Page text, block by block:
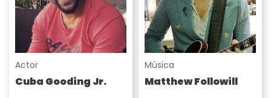
Actor
Cuba Gooding Jr.
Música
Matthew Followill